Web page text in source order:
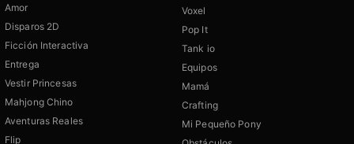
Amor
Disparos 2D
Ficción Interactiva
Entrega
Vestir Princesas
Mahjong Chino
Aventuras Reales
Flip
Voxel
Pop It
Tank io
Equipos
Mamá
Crafting
Mi Pequeño Pony